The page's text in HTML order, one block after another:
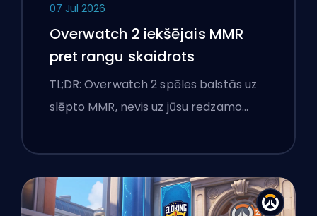
07 Jul 2026
Overwatch 2 iekšējais MMR
pret rangu skaidrots
TL;DR: Overwatch 2 spēles balstās uz
slēpto MMR, nevis uz jūsu redzamo…